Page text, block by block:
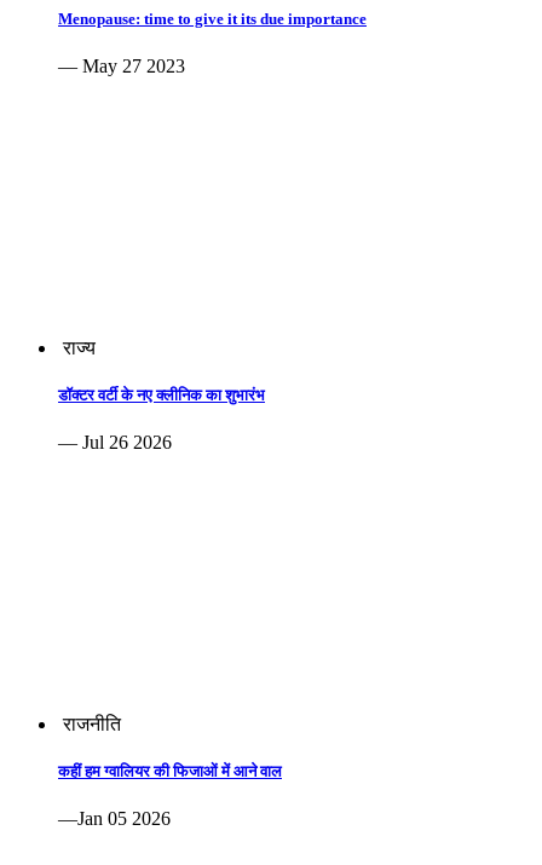
Menopause: time to give it its due importance
— May 27 2023
राज्य
डॉक्टर वर्टी के नए क्लीनिक का शुभारंभ
— Jul 26 2026
राजनीति
कहीं हम ग्वालियर की फिजाओं में आने वाल
—Jan 05 2026